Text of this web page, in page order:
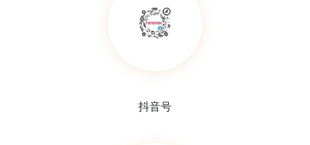
抖音号